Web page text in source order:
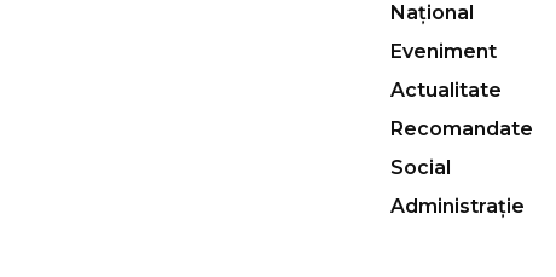
Național
Eveniment
Actualitate
Recomandate
Social
Administrație